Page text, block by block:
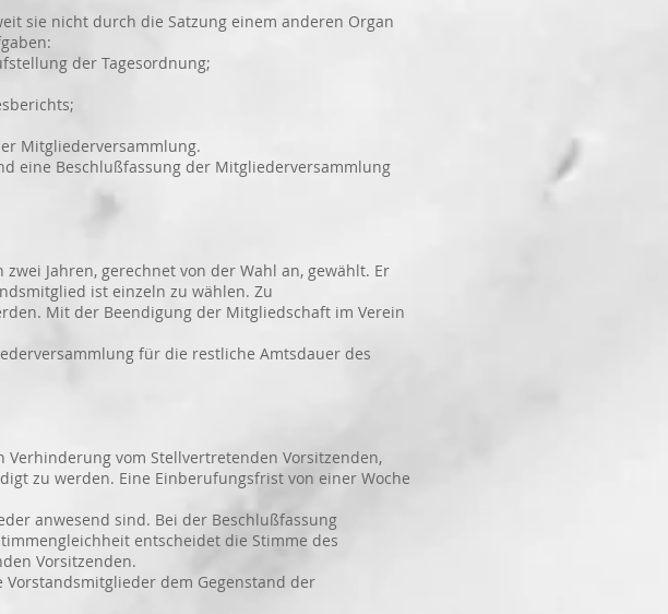
sie nicht durch die Satzung einem anderen Organ
der Tagesordnung;
Mitgliederversammlung.
eine Beschlußfassung der Mitgliederversammlung
Jahren, gerechnet von der Wahl an, gewählt. Er
ist einzeln zu wählen. Zu
Mit der Beendigung der Mitgliedschaft im Verein
für die restliche Amtsdauer des
Verhinderung vom Stellvertretenden Vorsitzenden,
werden. Eine Einberufungsfrist von einer Woche
anwesend sind. Bei der Beschlußfassung
entscheidet die Stimme des
Vorsitzenden.
dem Gegenstand der